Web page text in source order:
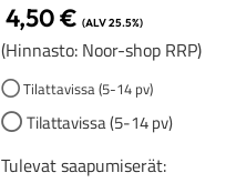
4,50€ (ALV 25.5%)
(Hinnasto: Noor-shop RRP)
Tilattavissa (5-14 pv)
Tilattavissa (5-14 pv)
Tulevat saapumiserät: